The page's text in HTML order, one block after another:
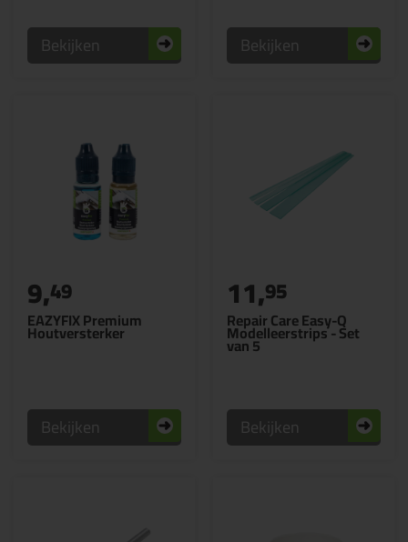
Bekijken Bekijken
EAZYFIX Premium
Houtversterker
9,49
Bekijken
Repair Care Easy-Q
Modelleerstrips - Set
van 5
11,95
Bekijken